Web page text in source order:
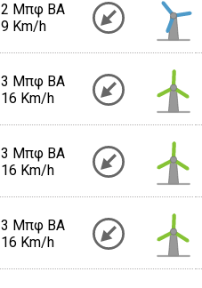
2 Μπφ BA
9 Km/h
3 Μπφ BA
16 Km/h
3 Μπφ BA
16 Km/h
3 Μπφ BA
16 Km/h